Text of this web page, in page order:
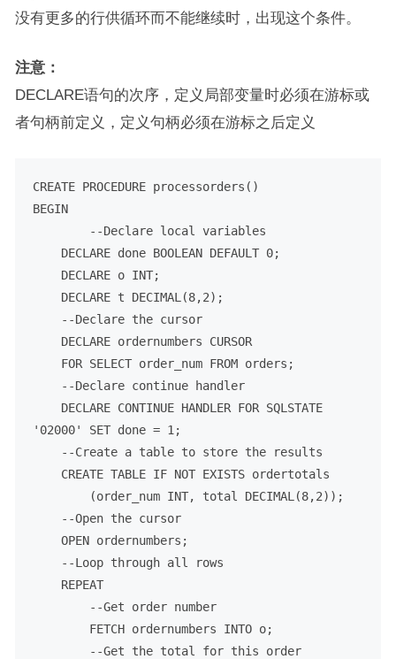
没有更多的行供循环而不能继续时，出现这个条件。
注意：
DECLARE语句的次序，定义局部变量时必须在游标或
者句柄前定义，定义句柄必须在游标之后定义
CREATE PROCEDURE
BEGIN
--Declare local variables
DECLARE done BOOLEAN DEFAULT 0;
DECLARE o INT;
DECLARE t DECIMAL (8,2);
--Declare the cursor
DECLARE ordernumbers CURSOR
FOR SELECT order_num FROM orders;
--Declare continue handler
DECLARE CONTINUE HANDLER FOR SQLSTATE
'02000'
SET done = 1 ;
--Create a table to store the results
CREATE TABLE IF NOT EXISTS ordertotals
    	(order_num
INT, total DECIMAL (8,2));
--Open the cursor
OPEN ordernumbers;
--Loop through all rows
--Get order number
FETCH ordernumbers INTO o;
--Get the total for this order